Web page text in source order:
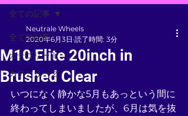
全ての記事
カテゴリー 1
カテゴリー 2
全ての記事
M10 Elite 20inch in
Brushed Clear
Neutrale Wheels
2020年6月3日 読了時間: 3分
いつになく静かな5月もあっという間に
終わってしまいましたが、6月は気を抜